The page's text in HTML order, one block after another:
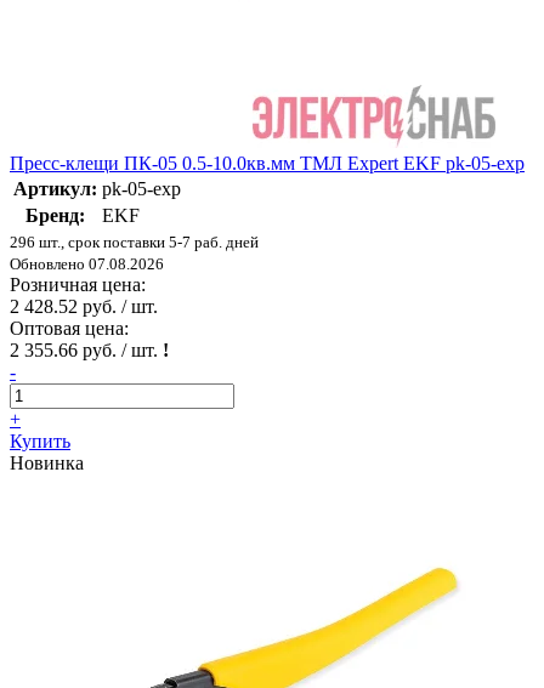
Пресс-клещи ПК-05 0.5-10.0кв.мм ТМЛ Expert EKF pk-05-exp
Артикул: pk-05-exp
Бренд:
EKF
296 шт., срок поставки 5-7 раб. дней
Обновлено 07.08.2026
Розничная цена:
2 428.52 руб. / шт.
Оптовая цена:
2 355.66 руб. / шт. !
-
+
Купить
Новинка